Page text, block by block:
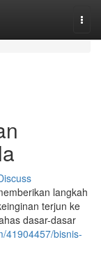
langkah
terjun ke
dasar-dasar
41904457/bisnis-